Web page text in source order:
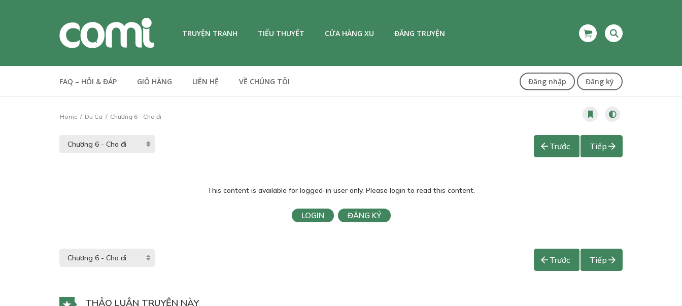
TRUYỆN TRANH TIỂU THUYẾT CỬA HÀNG XU ĐĂNG TRUYỆN
FAQ – HỎI & ĐÁP GIỎ HÀNG LIÊN HỆ VỀ CHÚNG TÔI Đăng nhập Đăng ký
Home Du Ca Chương 6 - Cho đi
Trước Tiếp
This content is available for logged-in user only. Please login to read this content.
LOGIN ĐĂNG KÝ
Trước Tiếp
THẢO LUẬN TRUYỆN NÀY